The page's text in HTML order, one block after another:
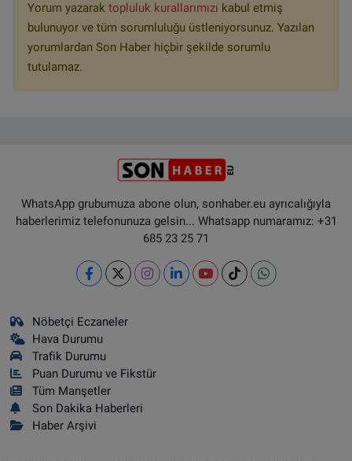
Yorum yazarak topluluk kurallarımızı kabul etmiş
bulunuyor ve tüm sorumluluğu üstleniyorsunuz. Yazılan
yorumlardan Son Haber hiçbir şekilde sorumlu
tutulamaz.
WhatsApp grubumuza abone olun, sonhaber.eu ayrıcalığıyla
haberlerimiz telefonunuza gelsin... Whatsapp numaramız: +31
685 23 25 71
Nöbetçi Eczaneler
Hava Durumu
Trafik Durumu
Puan Durumu ve Fikstür
Tüm Manşetler
Son Dakika Haberleri
Haber Arşivi